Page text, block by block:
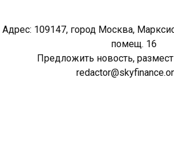
Адрес: 109147, город Москва,
помещ. 16
Предложить новость,